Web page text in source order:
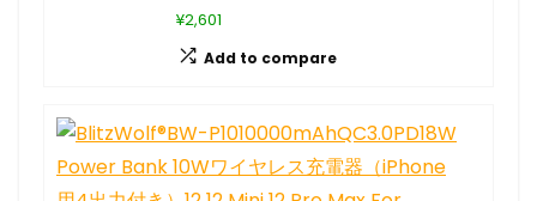
¥2,601
Add to compare